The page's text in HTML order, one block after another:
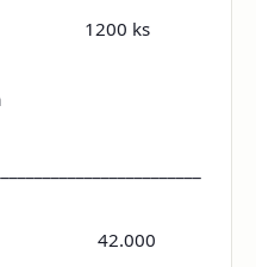
ks
Sk à
42.000